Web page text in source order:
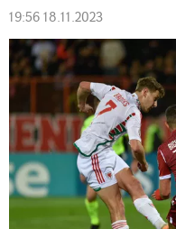
19:56 18.11.2023